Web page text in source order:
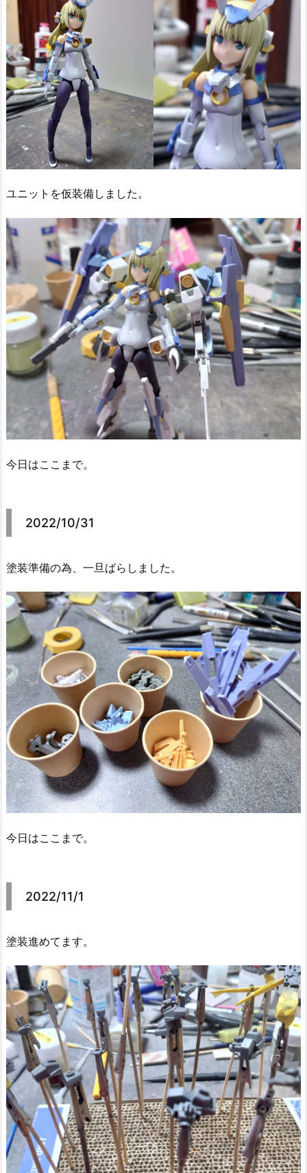
ユニットを仮装備しました。
今日はここまで。
2022/10/31
塗装準備の為、一旦ばらしました。
今日はここまで。
2022/11/1
塗装進めてます。